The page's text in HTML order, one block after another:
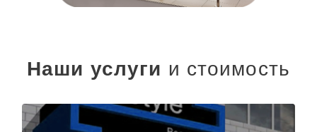
Наши услуги и стоимость